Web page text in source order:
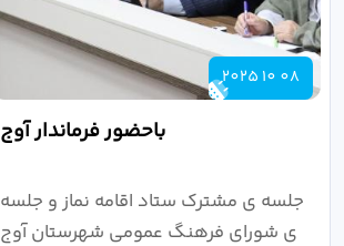
2025 10 08
باحضور فرماندار آوج
جلسه ی مشترک ستاد اقامه نماز و جلسه
ی شورای فرهنگ عمومی شهرستان آوج